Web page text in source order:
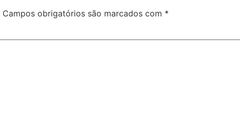
Campos obrigatórios são marcados com *